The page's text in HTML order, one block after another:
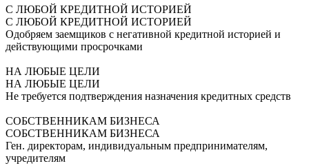
С ЛЮБОЙ КРЕДИТНОЙ ИСТОРИЕЙ
С ЛЮБОЙ КРЕДИТНОЙ ИСТОРИЕЙ
Одобряем заемщиков с негативной кредитной историей и
действующими просрочками
НА ЛЮБЫЕ ЦЕЛИ
НА ЛЮБЫЕ ЦЕЛИ
Не требуется подтверждения назначения кредитных средств
СОБСТВЕННИКАМ БИЗНЕСА
СОБСТВЕННИКАМ БИЗНЕСА
Ген. директорам, индивидуальным предпринимателям,
учредителям